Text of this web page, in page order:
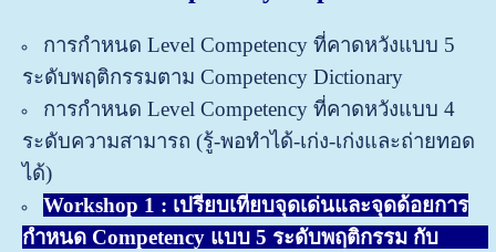
การกำหนด Level Competency ที่คาดหวังแบบ 5
ระดับพฤติกรรมตาม Competency Dictionary
การกำหนด Level Competency ที่คาดหวังแบบ 4
ระดับความสามารถ (รู้-พอทำได้-เก่ง-เก่งและถ่ายทอด
ได้)
Workshop 1 : เปรียบเทียบจุดเด่นและจุดด้อยการ
กำหนด Competency แบบ 5 ระดับพฤติกรรม กับ